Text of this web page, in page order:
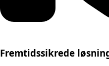
Fremtidssikrede